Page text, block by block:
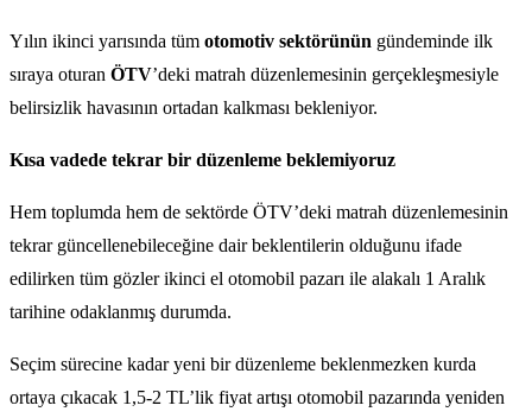
Yılın ikinci yarısında tüm otomotiv sektörünün gündeminde ilk
sıraya oturan ÖTV’deki matrah düzenlemesinin gerçekleşmesiyle
belirsizlik havasının ortadan kalkması bekleniyor.
Kısa vadede tekrar bir düzenleme beklemiyoruz
Hem toplumda hem de sektörde ÖTV’deki matrah düzenlemesinin
tekrar güncellenebileceğine dair beklentilerin olduğunu ifade
edilirken tüm gözler ikinci el otomobil pazarı ile alakalı 1 Aralık
tarihine odaklanmış durumda.
Seçim sürecine kadar yeni bir düzenleme beklenmezken kurda
ortaya çıkacak 1,5-2 TL’lik fiyat artışı otomobil pazarında yeniden